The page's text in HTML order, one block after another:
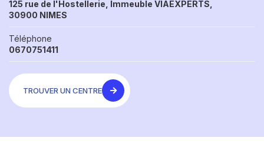
125 rue de l'Hostellerie, Immeuble VIAEXPERTS,
30900 NIMES
Téléphone
0670751411
TROUVER UN CENTRE